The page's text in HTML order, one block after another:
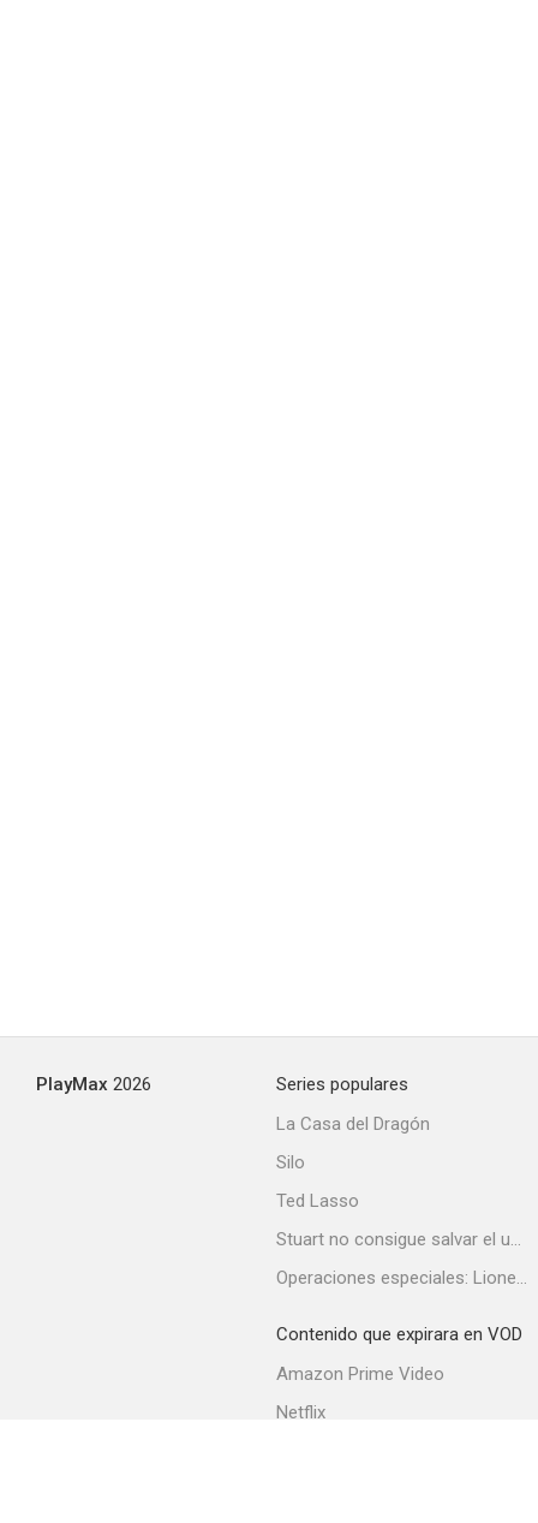
PlayMax 2026
Series populares
La Casa del Dragón
Silo
Ted Lasso
Stuart no consigue salvar el universo
Operaciones especiales: Lioness
Contenido que expirara en VOD
Amazon Prime Video
Netflix